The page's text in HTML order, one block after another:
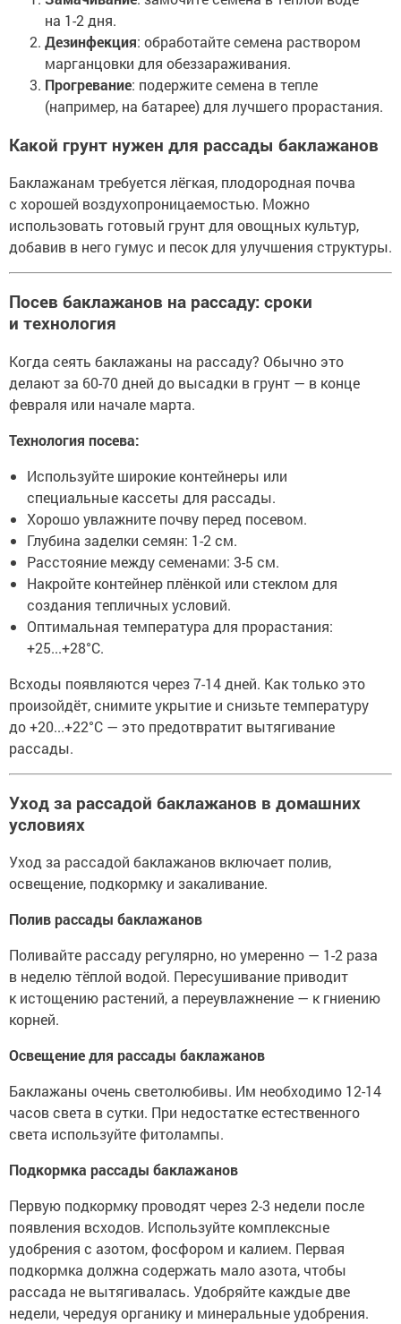
на 1-2 дня.
Дезинфекция: обработайте семена раствором
марганцовки для обеззараживания.
Прогревание: подержите семена в тепле
(например, на батарее) для лучшего прорастания.
Какой грунт нужен для рассады баклажанов
Баклажанам требуется лёгкая, плодородная почва
с хорошей воздухопроницаемостью. Можно
использовать готовый грунт для овощных культур,
добавив в него гумус и песок для улучшения структуры.
Посев баклажанов на рассаду: сроки
и технология
Когда сеять баклажаны на рассаду? Обычно это
делают за 60-70 дней до высадки в грунт — в конце
февраля или начале марта.
Технология посева:
Используйте широкие контейнеры или
специальные кассеты для рассады.
Хорошо увлажните почву перед посевом.
Глубина заделки семян: 1-2 см.
Расстояние между семенами: 3-5 см.
Накройте контейнер плёнкой или стеклом для
создания тепличных условий.
Оптимальная температура для прорастания:
+25...+28°C.
Всходы появляются через 7-14 дней. Как только это
произойдёт, снимите укрытие и снизьте температуру
до +20...+22°C — это предотвратит вытягивание
рассады.
Уход за рассадой баклажанов в домашних
условиях
Уход за рассадой баклажанов включает полив,
освещение, подкормку и закаливание.
Полив рассады баклажанов
Поливайте рассаду регулярно, но умеренно — 1-2 раза
в неделю тёплой водой. Пересушивание приводит
к истощению растений, а переувлажнение — к гниению
корней.
Освещение для рассады баклажанов
Баклажаны очень светолюбивы. Им необходимо 12-14
часов света в сутки. При недостатке естественного
света используйте фитолампы.
Подкормка рассады баклажанов
Первую подкормку проводят через 2-3 недели после
появления всходов. Используйте комплексные
удобрения с азотом, фосфором и калием. Первая
подкормка должна содержать мало азота, чтобы
рассада не вытягивалась. Удобряйте каждые две
недели, чередуя органику и минеральные удобрения.